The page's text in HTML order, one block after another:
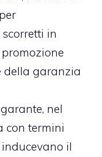
per
in
della garanzia
nel
con termini
il